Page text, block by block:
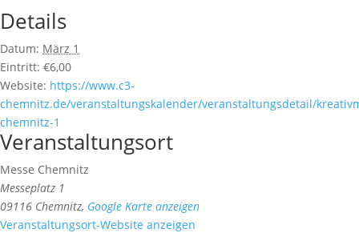
Details
Datum: März 1
Eintritt: €6,00
Website: https://www.c3-
chemnitz.de/veranstaltungskalender/veranstaltungsdetail/
chemnitz-1
Veranstaltungsort
Messe Chemnitz
Messeplatz 1
09116 Chemnitz, Google Karte anzeigen
Veranstaltungsort-Website anzeigen